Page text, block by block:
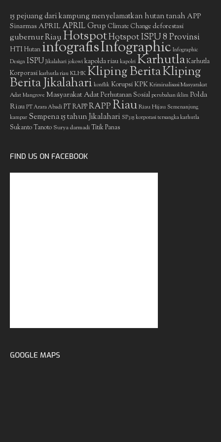
15 pejuang dari kampung menyelamatkan hutan tanah APP
Sinarmas APRIL APRIL Grup Climate Change deforestasi
gubernur RiauHotspotHotspot ISPU 8 Provinsi
HTIHutan infografisInfographic Infographic
Design ISPU Jikalahari jokowi kapolda riau kapolri KarhutlaKarhutla
Korporasikarhutla riauKLHKKliping BeritaKliping
Berita Jikalahari konflik Korupsi KPKKriminalisasi Masyarakat
Adat Mangrove Masyarakat AdatPerhutanan Sosial perubahan iklim Polda
Riau PT Arara Abadi PT RAPPRAPPRiauRiau Hijau Semenanjung
kampar Sempena 15 tahun Jikalahari SP3 15 korporasi tersangka karhutla
Sukanto Tanoto Surya darmadiTitik Panas
FIND US ON FACEBOOK
GOOGLE MAPS